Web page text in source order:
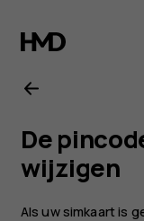
voor
Nokia
2.1
De
wijzigen
Als uw simkaart is